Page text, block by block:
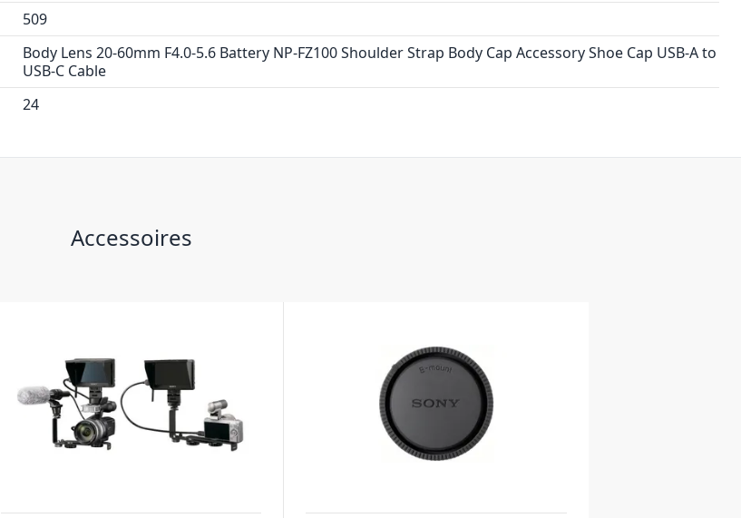
509
Body Lens 20-60mm F4.0-5.6 Battery NP-FZ100 Shoulder Strap Body Cap Accessory Shoe Cap USB-A to
USB-C Cable
24
Accessoires